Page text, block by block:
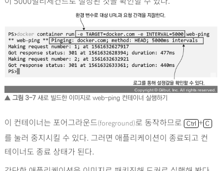
▲ 그림 3-7새로 빌드한 이미지로 web-ping 컨테이너 실행하기
이 컨테이너는 포어그라운드(foreground)로 동작하므로 Ctrl + C
를 눌러 중지시킬 수 있다. 그러면 애플리케이션이 종료되고 컨
테이너도 종료 상태가 된다.